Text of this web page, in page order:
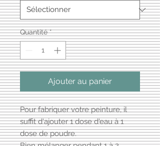
Quantité *
Ajouter au panier
Pour fabriquer votre peinture, il
suffit d'ajouter 1 dose d'eau à 1
dose de poudre.